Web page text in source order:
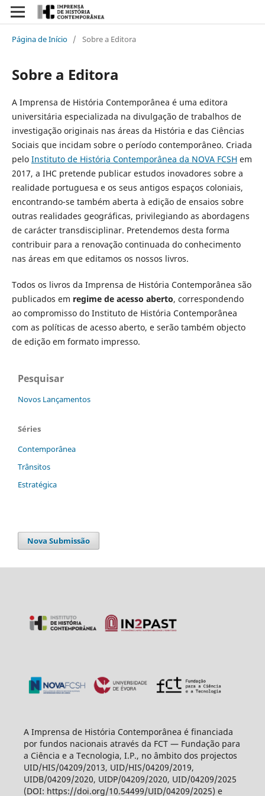
Página de Início / Sobre a Editora
Sobre a Editora
A Imprensa de História Contemporânea é uma editora
universitária especializada na divulgação de trabalhos de
investigação originais nas áreas da História e das Ciências
Sociais que incidam sobre o período contemporâneo. Criada
pelo Instituto de História Contemporânea da NOVA FCSH em
2017, a IHC pretende publicar estudos inovadores sobre a
realidade portuguesa e os seus antigos espaços coloniais,
encontrando-se também aberta à edição de ensaios sobre
outras realidades geográficas, privilegiando as abordagens
de carácter transdisciplinar. Pretendemos desta forma
contribuir para a renovação continuada do conhecimento
nas áreas em que editamos os nossos livros.
Todos os livros da Imprensa de História Contemporânea são
publicados em regime de acesso aberto, correspondendo
ao compromisso do Instituto de História Contemporânea
com as políticas de acesso aberto, e serão também objecto
de edição em formato impresso.
Pesquisar
Novos Lançamentos
Séries
Contemporânea
Trânsitos
Estratégica
Nova Submissão
A Imprensa de História Contemporânea é financiada
por fundos nacionais através da FCT — Fundação para
a Ciência e a Tecnologia, I.P., no âmbito dos projectos
UID/HIS/04209/2013, UID/HIS/04209/2019,
UIDB/04209/2020, UIDP/04209/2020, UID/04209/2025
(DOI: https://doi.org/10.54499/UID/04209/2025) e